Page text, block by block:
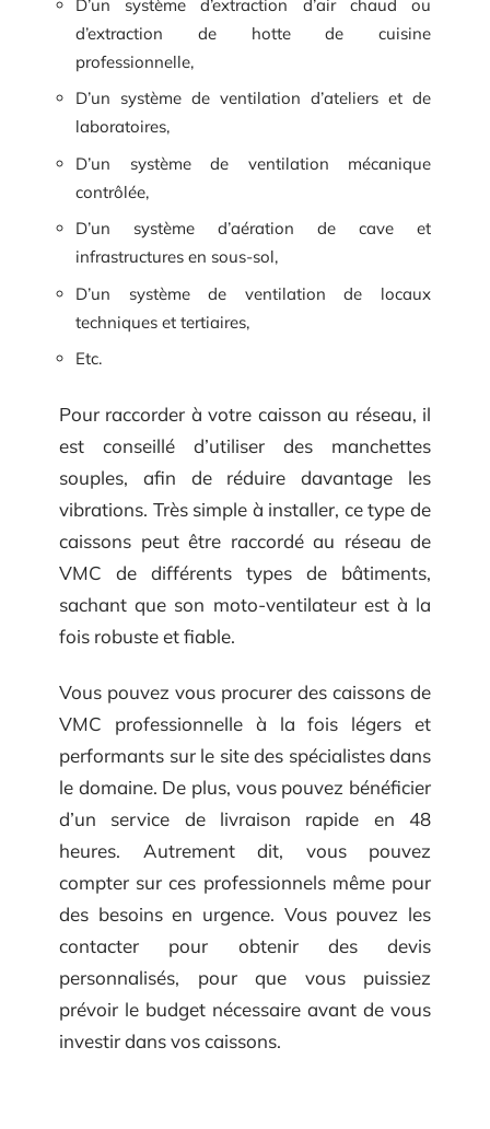
D’un système d’extraction d’air chaud ou
d’extraction de hotte de cuisine
professionnelle,
D’un système de ventilation d’ateliers et de
laboratoires,
D’un système de ventilation mécanique
contrôlée,
D’un système d’aération de cave et
infrastructures en sous-sol,
D’un système de ventilation de locaux
techniques et tertiaires,
Etc.
Pour raccorder à votre caisson au réseau, il
est conseillé d’utiliser des manchettes
souples, afin de réduire davantage les
vibrations. Très simple à installer, ce type de
caissons peut être raccordé au réseau de
VMC de différents types de bâtiments,
sachant que son moto-ventilateur est à la
fois robuste et fiable.
Vous pouvez vous procurer des caissons de
VMC professionnelle à la fois légers et
performants sur le site des spécialistes dans
le domaine. De plus, vous pouvez bénéficier
d’un service de livraison rapide en 48
heures. Autrement dit, vous pouvez
compter sur ces professionnels même pour
des besoins en urgence. Vous pouvez les
contacter pour obtenir des devis
personnalisés, pour que vous puissiez
prévoir le budget nécessaire avant de vous
investir dans vos caissons.